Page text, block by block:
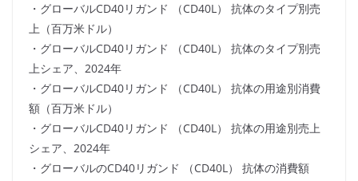
・グローバルCD40リガンド （CD40L） 抗体のタイプ別売
上（百万米ドル）
・グローバルCD40リガンド （CD40L） 抗体のタイプ別売
上シェア、2024年
・グローバルCD40リガンド （CD40L） 抗体の用途別消費
額（百万米ドル）
・グローバルCD40リガンド （CD40L） 抗体の用途別売上
シェア、2024年
・グローバルのCD40リガンド （CD40L） 抗体の消費額